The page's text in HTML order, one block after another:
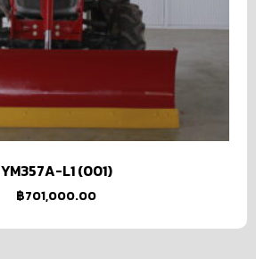
YM357A-L1 (001)
฿701,000.00